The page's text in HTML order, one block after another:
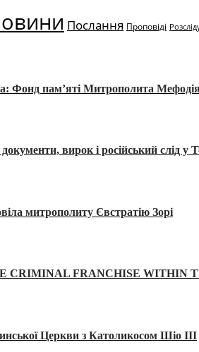
Послання Проповіді
Фонд пам’яті Митрополита
вирок і російський слід у
митрополиту Євстратію Зорі
CRIMINAL FRANCHISE WITHIN
Церкви з Католикосом Шіо III